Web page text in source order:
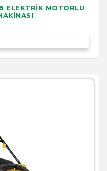
ELEKTRİK MOTORLU